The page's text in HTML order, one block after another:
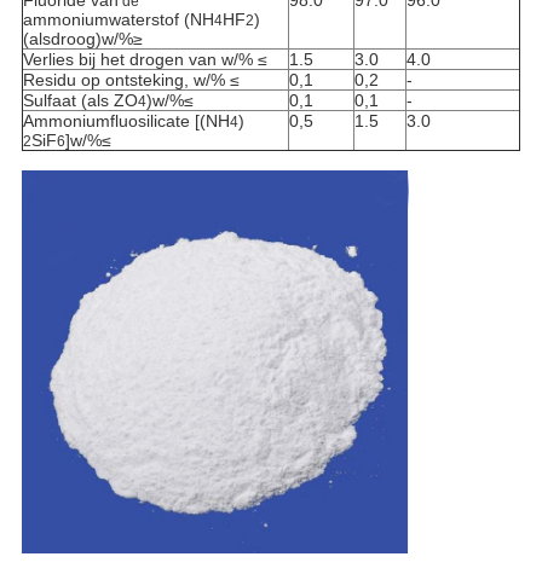
ammoniumwaterstof (NH4HF2)
(alsdroog)w/%≥
Verlies bij het drogen van w/% ≤ 1.5 3.0
4.0
Residu op ontsteking, w/% ≤
0,1 0,2
-
Sulfaat (als ZO4)w/%≤ 0,1 0,1
-
Ammoniumfluosilicate [(NH4)
2SiF6]w/%≤
0,5 1.5 3.0